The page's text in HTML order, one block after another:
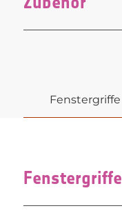
Zubehör
Fenstergriffe
Fenstergriffe